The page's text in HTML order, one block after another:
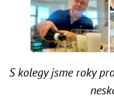
S kolegy jsme roky